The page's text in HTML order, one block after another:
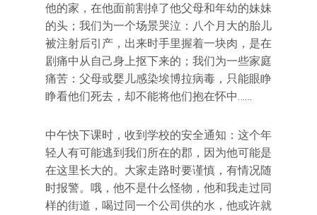
他的家，在他面前割掉了他父母和年幼的妹妹
的头；我们为一个场景哭泣：八个月大的胎儿
被注射后引产，出来时手里握着一块肉，是在
剧痛中从自己身上抠下来的；我们为一些家庭
痛苦：父母或婴儿感染埃博拉病毒，只能眼睁
睁看他们死去，却不能将他们抱在怀中……
中午快下课时，收到学校的安全通知：这个年
轻人有可能逃到我们所在的郡，因为他可能是
在这里长大的。大家走路时要谨慎，有情况随
时报警。哦，他不是什么怪物，他和我走过同
样的街道，喝过同一个公司供的水，他或许就